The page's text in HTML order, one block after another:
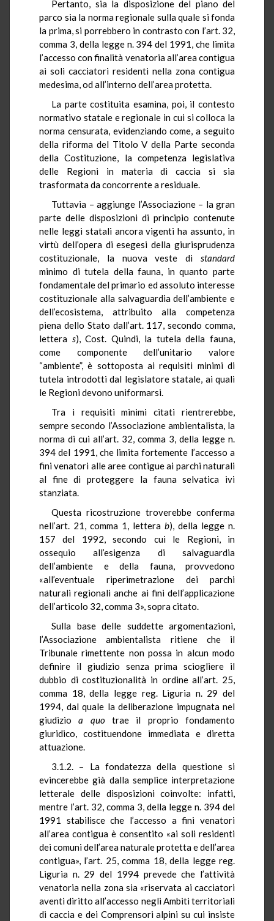
Pertanto, sia la disposizione del piano del
parco sia la norma regionale sulla quale si fonda
la prima, si porrebbero in contrasto con l’art. 32,
comma 3, della legge n. 394 del 1991, che limita
l’accesso con finalità venatoria all’area contigua
ai soli cacciatori residenti nella zona contigua
medesima, od all’interno dell’area protetta.
La parte costituita esamina, poi, il contesto
normativo statale e regionale in cui si colloca la
norma censurata, evidenziando come, a seguito
della riforma del Titolo V della Parte seconda
della Costituzione, la competenza legislativa
delle Regioni in materia di caccia si sia
trasformata da concorrente a residuale.
Tuttavia – aggiunge l’Associazione – la gran
parte delle disposizioni di principio contenute
nelle leggi statali ancora vigenti ha assunto, in
virtù dell’opera di esegesi della giurisprudenza
costituzionale, la nuova veste di standard
minimo di tutela della fauna, in quanto parte
fondamentale del primario ed assoluto interesse
costituzionale alla salvaguardia dell’ambiente e
dell’ecosistema, attribuito alla competenza
piena dello Stato dall’art. 117, secondo comma,
lettera s), Cost. Quindi, la tutela della fauna,
come componente dell’unitario valore
“ambiente”, è sottoposta ai requisiti minimi di
tutela introdotti dal legislatore statale, ai quali
le Regioni devono uniformarsi.
Tra i requisiti minimi citati rientrerebbe,
sempre secondo l’Associazione ambientalista, la
norma di cui all’art. 32, comma 3, della legge n.
394 del 1991, che limita fortemente l’accesso a
fini venatori alle aree contigue ai parchi naturali
al fine di proteggere la fauna selvatica ivi
stanziata.
Questa ricostruzione troverebbe conferma
nell’art. 21, comma 1, lettera b), della legge n.
157 del 1992, secondo cui le Regioni, in
ossequio all’esigenza di salvaguardia
dell’ambiente e della fauna, provvedono
«all’eventuale riperimetrazione dei parchi
naturali regionali anche ai fini dell’applicazione
dell’articolo 32, comma 3», sopra citato.
Sulla base delle suddette argomentazioni,
l’Associazione ambientalista ritiene che il
Tribunale rimettente non possa in alcun modo
definire il giudizio senza prima sciogliere il
dubbio di costituzionalità in ordine all’art. 25,
comma 18, della legge reg. Liguria n. 29 del
1994, dal quale la deliberazione impugnata nel
giudizioa quotrae il proprio fondamento
giuridico, costituendone immediata e diretta
attuazione.
3.1.2. – La fondatezza della questione si
evincerebbe già dalla semplice interpretazione
letterale delle disposizioni coinvolte: infatti,
mentre l’art. 32, comma 3, della legge n. 394 del
1991 stabilisce che l’accesso a fini venatori
all’area contigua è consentito «ai soli residenti
dei comuni dell’area naturale protetta e dell’area
contigua», l’art. 25, comma 18, della legge reg.
Liguria n. 29 del 1994 prevede che l’attività
venatoria nella zona sia «riservata ai cacciatori
aventi diritto all’accesso negli Ambiti territoriali
di caccia e dei Comprensori alpini su cui insiste